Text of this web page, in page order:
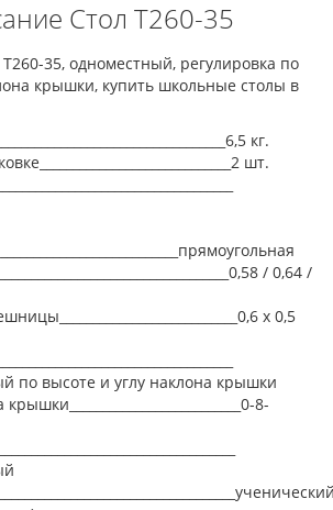
Стол Т260-35
35, одноместный, регулировка по
крышки, купить школьные столы в
6,5 кг.
_____________________________2 шт.
___________________________прямоугольная
0,58 / 0,64 /
0,6 х 0,5
по высоте и углу наклона крышки
крышки __________________________0-8-